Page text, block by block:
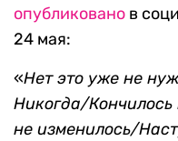
опубликовано в
24 мая:
«Нет это уже не
Никогда/
не изменилось/